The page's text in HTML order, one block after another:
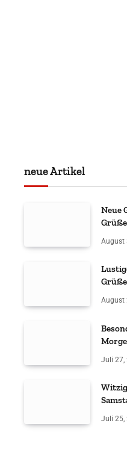
neue Artikel
Neue
August
August
Juli 27,
Juli 25,